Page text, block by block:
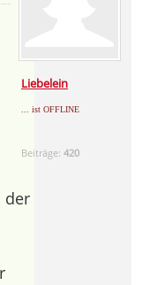
Liebelein
... ist OFFLINE
Beiträge:420
der